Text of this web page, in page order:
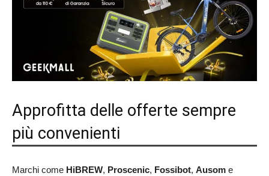
Approfitta delle offerte sempre
più convenienti
Marchi come HiBREW, Proscenic, Fossibot, Ausom e